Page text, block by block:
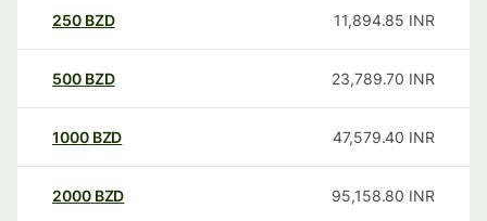
250 BZD 11,894.85 INR
500 BZD 23,789.70 INR
1000 BZD 47,579.40 INR
2000 BZD 95,158.80 INR